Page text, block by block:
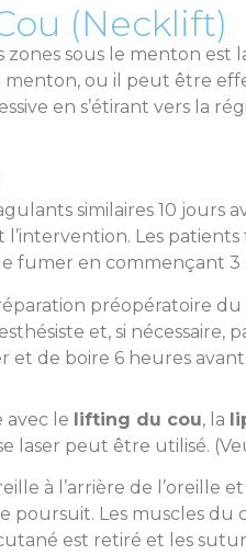
(Necklift)
zones sous le menton est
ou il peut être
en s’étirant vers la
similaires 10
l’intervention. Les
en commençant
préopératoire
et, si nécessaire,
et de boire 6 heures
avec le lifting du cou, la
laser peut être utilisé.
à l’arrière de
poursuit. Les muscles
est retiré et les